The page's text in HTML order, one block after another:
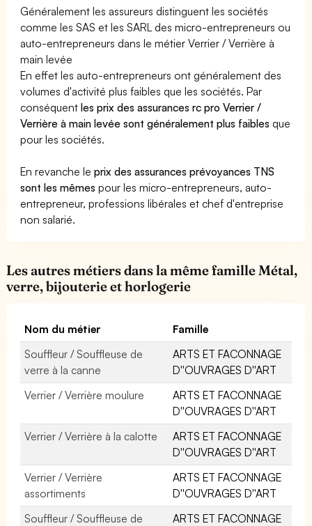
Généralement les assureurs distinguent les sociétés
comme les SAS et les SARL des micro-entrepreneurs ou
auto-entrepreneurs dans le métier Verrier / Verrière à
main levée
En effet les auto-entrepreneurs ont généralement des
volumes d'activité plus faibles que les sociétés. Par
conséquentles prix des assurances rc pro Verrier /
Verrière à main levée sont généralement plus faibles que
pour les sociétés.
En revanche leprix des assurances prévoyances TNS
sont les mêmes pour les micro-entrepreneurs, auto-
entrepreneur, professions libérales et chef d'entreprise
non salarié.
Les autres métiers dans la même famille Métal,
verre, bijouterie et horlogerie
Nom du métier
Famille
Souffleur / Souffleuse de
verre à la canne
ARTS ET FACONNAGE
D''OUVRAGES D''ART
Verrier / Verrière moulure
ARTS ET FACONNAGE
D''OUVRAGES D''ART
Verrier / Verrière à la calotte
ARTS ET FACONNAGE
D''OUVRAGES D''ART
Verrier / Verrière
assortiments
ARTS ET FACONNAGE
D''OUVRAGES D''ART
Souffleur / Souffleuse de
ARTS ET FACONNAGE